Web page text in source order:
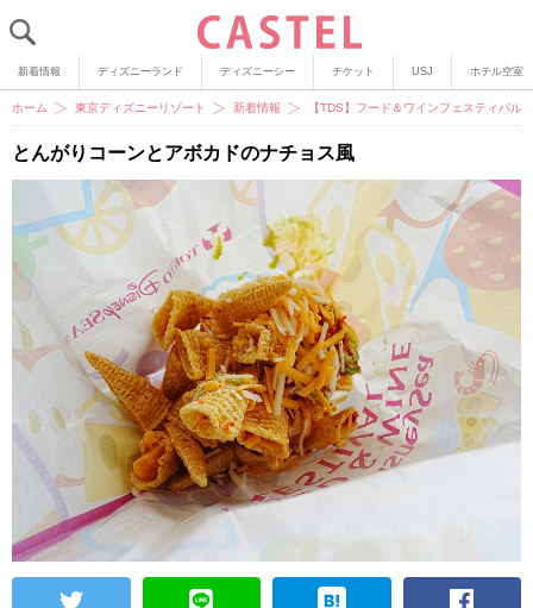
新着情報 ディズニーランド ディズニーシー チケット USJ ホテル空室
ホーム 東京ディズニーリゾート 新着情報 【TDS】フード＆ワインフェスティバ
とんがりコーンとアボカドのナチョス風